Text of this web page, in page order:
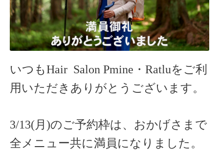
いつもHair Salon Pmine・Ratluをご利
用いただきありがとうございます。
3/13(月)のご予約枠は、おかげさまで
全メニュー共に満員になりました。